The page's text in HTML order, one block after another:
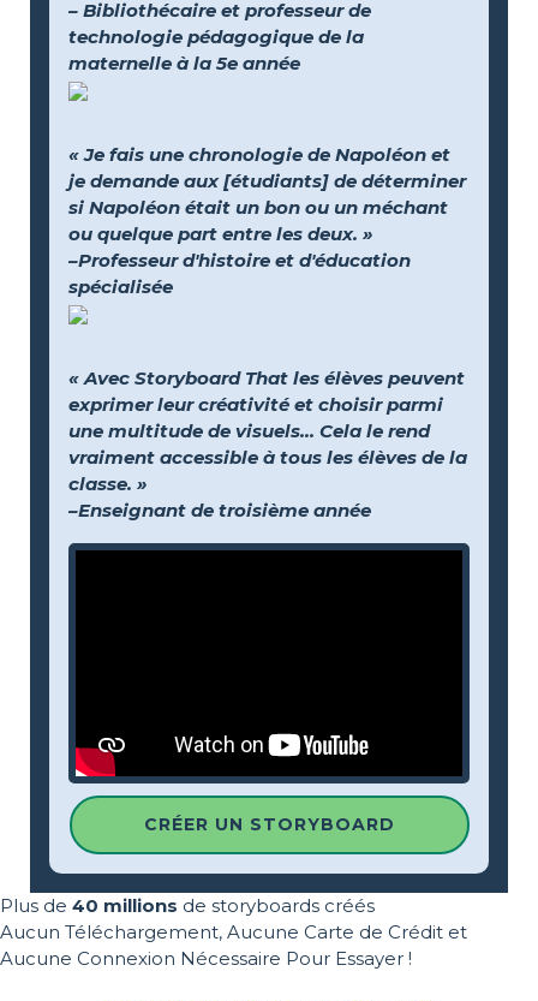
– Bibliothécaire et professeur de
technologie pédagogique de la
maternelle à la 5e année
« Je fais une chronologie de Napoléon et
je demande aux [étudiants] de déterminer
si Napoléon était un bon ou un méchant
ou quelque part entre les deux. »
–Professeur d'histoire et d'éducation
spécialisée
« Avec Storyboard That les élèves peuvent
exprimer leur créativité et choisir parmi
une multitude de visuels… Cela le rend
vraiment accessible à tous les élèves de la
classe. »
–Enseignant de troisième année
CRÉER UN STORYBOARD
Plus de 40 millions de storyboards créés
Aucun Téléchargement, Aucune Carte de Crédit et
Aucune Connexion Nécessaire Pour Essayer !